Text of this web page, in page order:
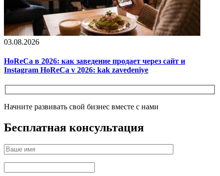
03.08.2026
HoReCa в 2026: как заведение продает через сайт и
Instagram HoReCa v 2026: kak zavedeniye
Начните развивать свой бизнес вместе с нами
Бесплатная консультация